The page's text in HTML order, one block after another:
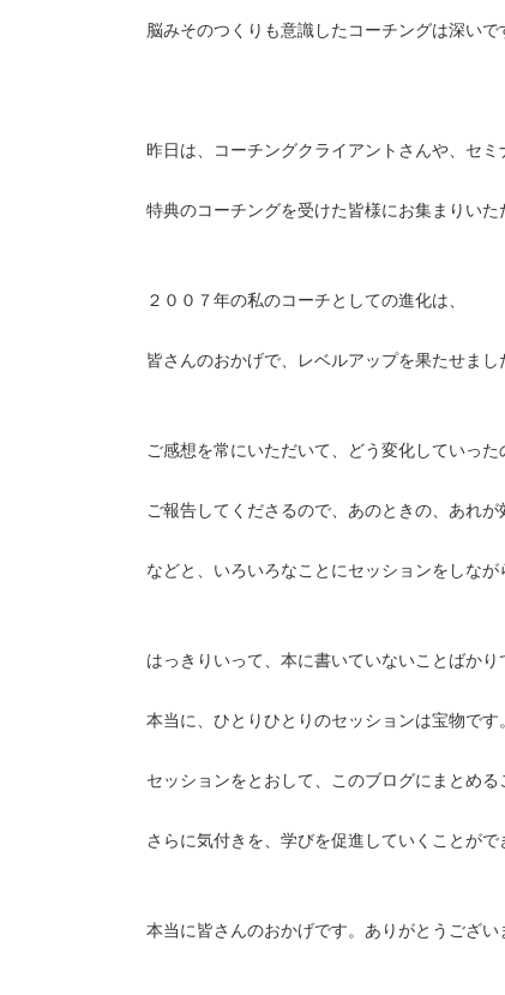
脳みそのつくりも意識したコーチングは深いで
昨日は、コーチングクライアントさんや、セ
特典のコーチングを受けた皆様にお集まりいた
２００７年の私のコーチとしての進化は、
皆さんのおかげで、レベルアップを果たせまし
ご感想を常にいただいて、どう変化していっ
ご報告してくださるので、あのときの、あれが
などと、いろいろなことにセッションをしなが
はっきりいって、本に書いていないことばかり
本当に、ひとりひとりのセッションは宝物です。
セッションをとおして、このブログにまとめる
さらに気付きを、学びを促進していくことがで
本当に皆さんのおかげです。ありがとうござい